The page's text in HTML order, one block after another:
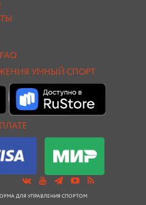
УМНЫЙ СПОРТ
ДЛЯ УПРАВЛЕНИЯ СПОРТОМ